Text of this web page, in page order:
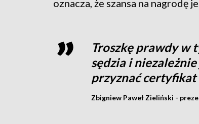
oznacza, że szansa na nagrodę
Troszkę prawdy w
sędzia i
przyznać certyfikat
Zbigniew Paweł Zieliński -